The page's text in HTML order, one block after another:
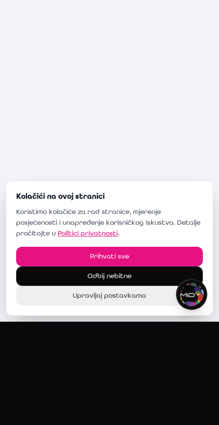
Kolačići na ovoj stranici
Koristimo kolačiće za rad stranice, mjerenje
posjećenosti i unapređenje korisničkog iskustva. Detalje
pročitajte u Politici privatnosti.
Prihvati sve
Odbij nebitne
Upravljaj postavkama